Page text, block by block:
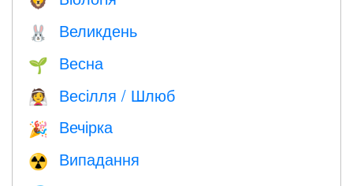
🐰 Великдень
🌱 Весна
👰 Весілля / Шлюб
🎉 Вечірка
☢️ Випадання